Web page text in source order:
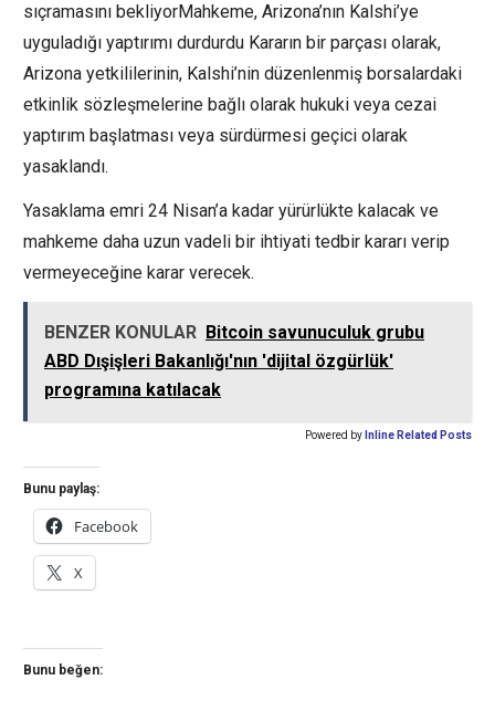
sıçramasını bekliyorMahkeme, Arizona’nın Kalshi’ye
uyguladığı yaptırımı durdurdu Kararın bir parçası olarak,
Arizona yetkililerinin, Kalshi’nin düzenlenmiş borsalardaki
etkinlik sözleşmelerine bağlı olarak hukuki veya cezai
yaptırım başlatması veya sürdürmesi geçici olarak
yasaklandı.
Yasaklama emri 24 Nisan’a kadar yürürlükte kalacak ve
mahkeme daha uzun vadeli bir ihtiyati tedbir kararı verip
vermeyeceğine karar verecek.
BENZER KONULAR Bitcoin savunuculuk grubu
ABD Dışişleri Bakanlığı'nın 'dijital özgürlük'
programına katılacak
Powered by Inline Related Posts
Bunu paylaş:
Facebook
X
Bunu beğen: